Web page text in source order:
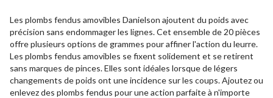
Les plombs fendus amovibles Danielson ajoutent du poids avec
précision sans endommager les lignes. Cet ensemble de 20 pièces
offre plusieurs options de grammes pour affiner l'action du leurre.
Les plombs fendus amovibles se fixent solidement et se retirent
sans marques de pinces. Elles sont idéales lorsque de légers
changements de poids ont une incidence sur les coups. Ajoutez ou
enlevez des plombs fendus pour une action parfaite à n'importe